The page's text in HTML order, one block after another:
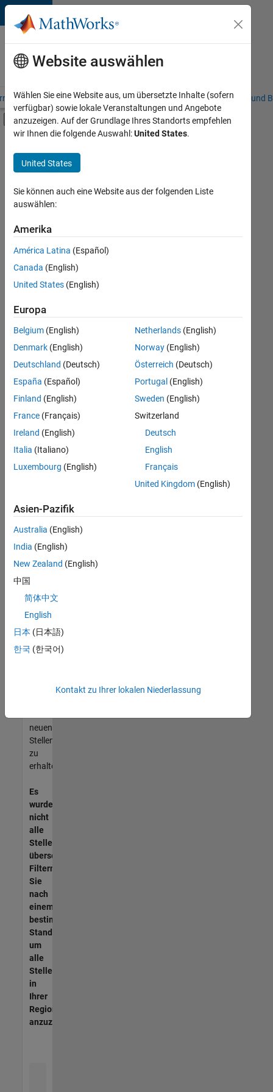
Weiter zum Inhalt
Karriere
bei
MathWorks
– Übersicht Stellensuche Niederlassungen Studierende und
Umschaltung für Off-Canvas-
Hauptinhalt
Quality Engineering
Derzeit
gibt
keine
Stellen,
die
Ihren
Suchkriterien
Sie
können
die
weiter
fassen
oder
Stellenangebote
anzeigen.
Wenn
noch
offenen
finden
können,
die
Qualifikationen
entsprechen,
werden
Mitglied
unseres
neuen
Stellenangeboten
zu
erhalten.
Es
wurden
nicht
alle
Stellen
übersetzt.
Filtern
Sie
nach
einem
bestimmten
Standort,
um
alle
Stellenangebote
in
Ihrer
Region
anzuzeigen.
Website auswählen
Wählen Sie eine Website aus, um übersetzte Inhalte (sofern
verfügbar) sowie lokale Veranstaltungen und Angebote
anzuzeigen. Auf der Grundlage Ihres Standorts empfehlen
wir Ihnen die folgende Auswahl:United States.
United States
Sie können auch eine Website aus der folgenden Liste
auswählen:
Amerika
América Latina (Español)
Canada (English)
United States (English)
Europa
Belgium (English)
Denmark (English)
Deutschland (Deutsch)
España (Español)
Finland (English)
France (Français)
Ireland (English)
Italia (Italiano)
Luxembourg (English)
Netherlands(English)
Norway(English)
Österreich (Deutsch)
Portugal (English)
Sweden (English)
Switzerland
Deutsch
English
Français
United Kingdom(English)
Asien-Pazifik
Australia (English)
India (English)
New Zealand (English)
中国
简体中文
English
日本 (日本語)
한국 (한국어)
Kontakt zu Ihrer lokalen Niederlassung